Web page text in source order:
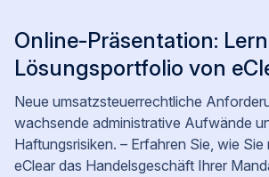
Online-Präsentation:
Lösungsportfolio von
Neue umsatzsteuerrechtliche
wachsende administrative Aufwände
Haftungsrisiken. – Erfahren Sie, wie
eClear das Handelsgeschäft Ihrer